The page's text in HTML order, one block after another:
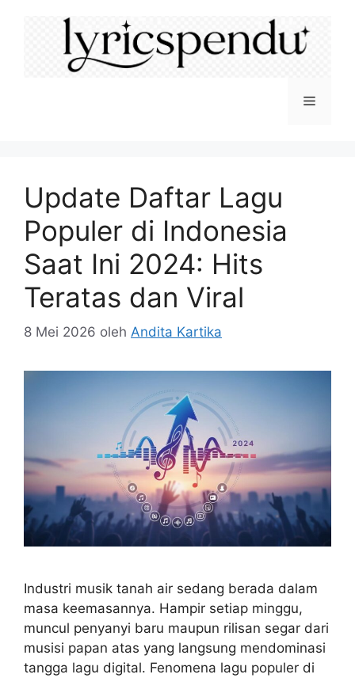
Menu
Update Daftar Lagu
Populer di Indonesia
Saat Ini 2024: Hits
Teratas dan Viral
8 Mei 2026 oleh Andita Kartika
Industri musik tanah air sedang berada dalam
masa keemasannya. Hampir setiap minggu,
muncul penyanyi baru maupun rilisan segar dari
musisi papan atas yang langsung mendominasi
tangga lagu digital. Fenomena lagu populer di